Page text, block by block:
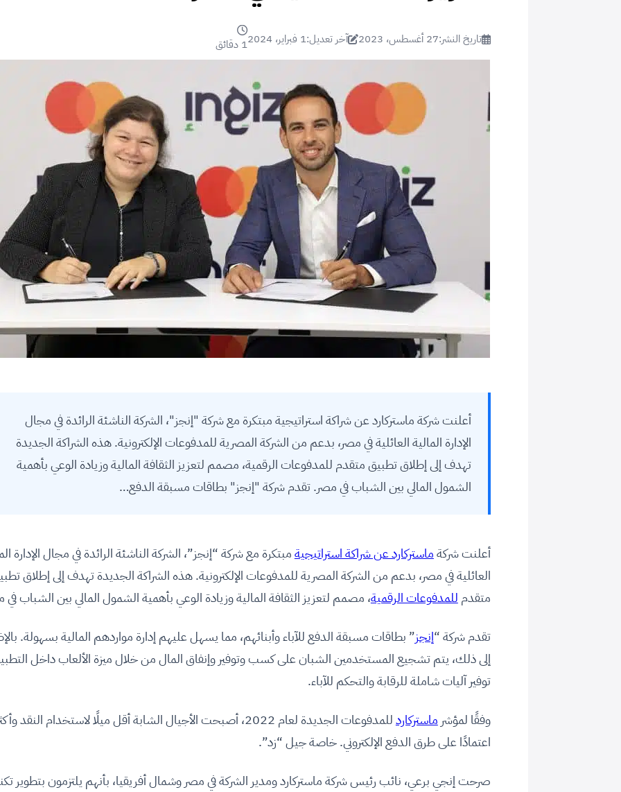
تاريخ النشر:27 أغسطس، 2023 آخر تعديل:1 فبراير، 2024 1 دقائق
أعلنت شركة ماستركارد عن شراكة استراتيجية مبتكرة مع شركة "إنجز"، الشركة الناشئة الرائدة في مجال
الإدارة المالية العائلية في مصر، بدعم من الشركة المصرية للمدفوعات الإلكترونية. هذه الشراكة الجديدة
تهدف إلى إطلاق تطبيق متقدم للمدفوعات الرقمية، مصمم لتعزيز الثقافة المالية وزيادة الوعي بأهمية
الشمول المالي بين الشباب في مصر. تقدم شركة "إنجز" بطاقات مسبقة الدفع…
أعلنت شركةماستركارد عن شراكة استراتيجيةمبتكرة مع شركة “إنجز”، الشركة الناشئة الرائدة في مجال الإدارة
العائلية في مصر، بدعم من الشركة المصرية للمدفوعات الإلكترونية. هذه الشراكة الجديدة تهدف إلى إطلاق
متقدم للمدفوعات الرقمية، مصمم لتعزيز الثقافة المالية وزيادة الوعي بأهمية الشمول المالي بين الشباب
تقدم شركة “إنجز” بطاقات مسبقة الدفع للآباء وأبنائهم، مما يسهل عليهم إدارة مواردهم المالية بسهولة.
إلى ذلك، يتم تشجيع المستخدمين الشبان على كسب وتوفير وإنفاق المال من خلال ميزة الألعاب داخل
توفير آليات شاملة للرقابة والتحكم للآباء.
وفقًا لمؤشر ماستركارد
للمدفوعات الجديدة لعام 2022، أصبحت الأجيال الشابة أقل ميلًا لاستخدام النقد
اعتمادًا على طرق الدفع الإلكتروني. خاصة جيل “زد”.
صرحت إنجي برعي، نائب رئيس شركة ماستركارد ومدير الشركة في مصر وشمال أفريقيا، بأنهم يلتزمون بتطوير